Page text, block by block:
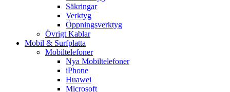
Säkringar
Verktyg
Öppningsverktyg
Övrigt Kablar
Mobil & Surfplatta
Mobiltelefoner
Nya Mobiltelefoner
iPhone
Huawei
Microsoft